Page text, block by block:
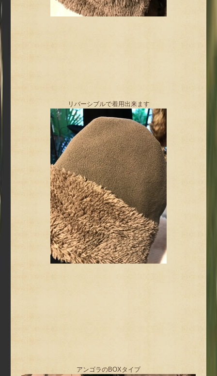
リバーシブルで着用出来ます
アンゴラのBOXタイプ